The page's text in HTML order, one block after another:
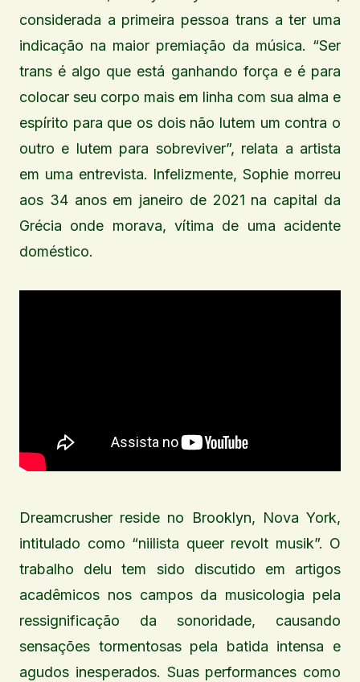
considerada a primeira pessoa trans a ter uma
indicação na maior premiação da música. “Ser
trans é algo que está ganhando força e é para
colocar seu corpo mais em linha com sua alma e
espírito para que os dois não lutem um contra o
outro e lutem para sobreviver”, relata a artista
em uma entrevista. Infelizmente, Sophie morreu
aos 34 anos em janeiro de 2021 na capital da
Grécia onde morava, vítima de uma acidente
doméstico.
Dreamcrusher reside no Brooklyn, Nova York,
intitulado como “niilista queer revolt musik”. O
trabalho delu tem sido discutido em artigos
acadêmicos nos campos da musicologia pela
ressignificação da sonoridade, causando
sensações tormentosas pela batida intensa e
agudos inesperados. Suas performances como